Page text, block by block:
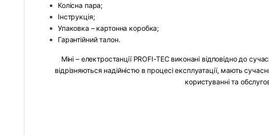
Колісна пара;
Інструкція;
Упаковка – картонна коробка;
Гарантійний талон.
Міні – електростанції PROFI-TEC виконані відповідно до
відрізняються надійністю в процесі експлуатації, мають
користуванні та